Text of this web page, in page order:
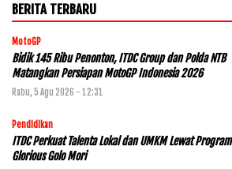
BERITA TERBARU
MotoGP
Bidik 145 Ribu Penonton, ITDC Group dan Polda NTB
Matangkan Persiapan MotoGP Indonesia 2026
Rabu, 5 Agu 2026 - 12:31
Pendidikan
ITDC Perkuat Talenta Lokal dan UMKM Lewat Program
Glorious Golo Mori